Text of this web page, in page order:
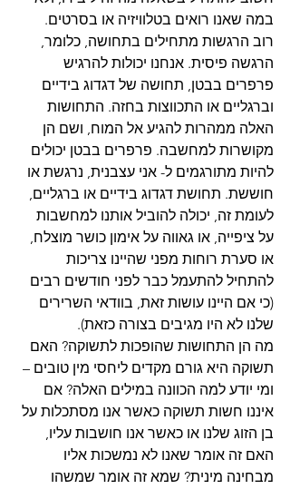
במה שאנו רואים בטלוויזיה או בסרטים.
רוב הרגשות מתחילים בתחושה, כלומר,
הרגשה פיסית. אנחנו יכולות להרגיש
פרפרים בבטן, תחושה של דגדוג בידיים
וברגליים או התכווצות בחזה. התחושות
האלה ממהרות להגיע אל המוח, ושם הן
מקושרות למחשבה. פרפרים בבטן יכולים
להיות מתורגמים ל- אני עצבנית, נרגשת או
חוששת. תחושת דגדוג בידיים או ברגליים,
לעומת זה, יכולה להוביל אותנו למחשבות
על ציפייה, או גאווה על אימון כושר מוצלח,
או סערת רוחות מפני שהיינו צריכות
להתחיל להתעמל כבר לפני חודשים רבים
(כי אם היינו עושות זאת, בוודאי השרירים
שלנו לא היו מגיבים בצורה כזאת).
מה הן התחושות שהופכות לתשוקה? האם
תשוקה היא גורם מקדים ליחסי מין טובים –
ומי יודע למה הכוונה במילים האלה? אם
איננו חשות תשוקה כאשר אנו מסתכלות על
בן הזוג שלנו או כאשר אנו חושבות עליו,
האם זה אומר שאנו לא נמשכות אליו
מבחינה מינית? שמא זה אומר שמשהו